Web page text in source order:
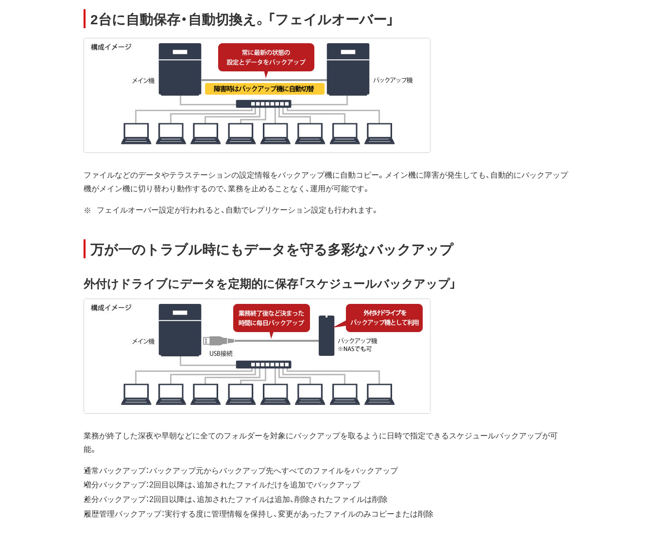
2台に自動保存・自動切換え。「フェイルオーバー」
ファイルなどのデータやテラステーションの設定情報をバックアップ機に自動コピー。メイン機に障害が発生しても、自動的にバックアップ
機がメイン機に切り替わり動作するので、業務を止めることなく、運用が可能です。
フェイルオーバー設定が行われると、自動でレプリケーション設定も行われます。
万が一のトラブル時にもデータを守る多彩なバックアップ
外付けドライブにデータを定期的に保存「スケジュールバックアップ」
業務が終了した深夜や早朝などに全てのフォルダーを対象にバックアップを取るように日時で指定できるスケジュールバックアップが可
能。
通常バックアップ：バックアップ元からバックアップ先へすべてのファイルをバックアップ
増分バックアップ：2回目以降は、追加されたファイルだけを追加でバックアップ
差分バックアップ：2回目以降は、追加されたファイルは追加、削除されたファイルは削除
履歴管理バックアップ：実行する度に管理情報を保持し、変更があったファイルのみコピーまたは削除